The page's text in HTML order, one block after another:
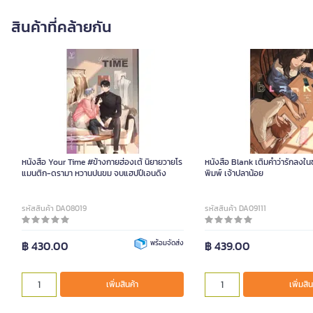
สินค้าที่คล้ายกัน
หนังสือ Your Time #ข้างกายฮ่องเต้ นิยายวายโร
แมนติก-ดรามา หวานปนขม จบแฮปปีเอนดิง
รหัสสินค้า DA08019
฿ 430.00 พร้อมจัดส่ง
เพิ่มสินค้า
หนังสือ Blank เติมคำว่ารักลงใ
พิมพ์ เจ้าปลาน้อย
รหัสสินค้า DA09111
฿ 439.00
เพิ่มสิ